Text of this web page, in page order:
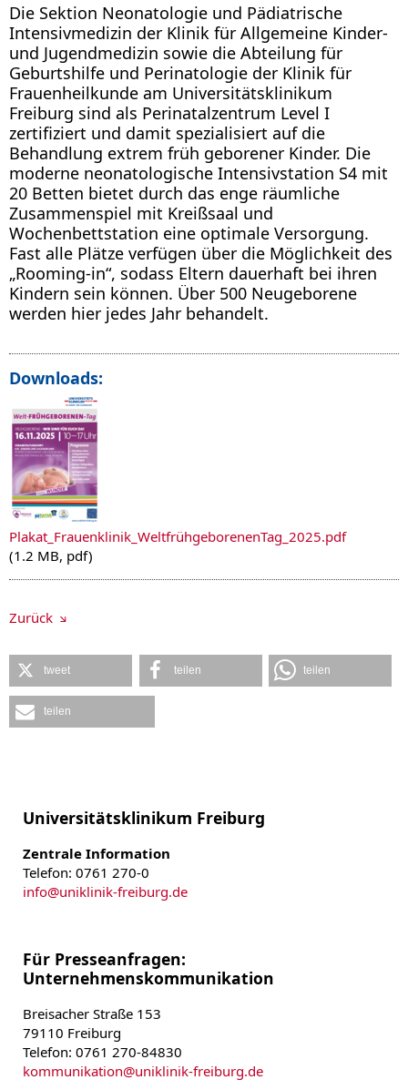
Die Sektion Neonatologie und Pädiatrische
Intensivmedizin der Klinik für Allgemeine Kinder-
und Jugendmedizin sowie die Abteilung für
Geburtshilfe und Perinatologie der Klinik für
Frauenheilkunde am Universitätsklinikum
Freiburg sind als Perinatalzentrum Level I
zertifiziert und damit spezialisiert auf die
Behandlung extrem früh geborener Kinder. Die
moderne neonatologische Intensivstation S4 mit
20 Betten bietet durch das enge räumliche
Zusammenspiel mit Kreißsaal und
Wochenbettstation eine optimale Versorgung.
Fast alle Plätze verfügen über die Möglichkeit des
„Rooming-in“, sodass Eltern dauerhaft bei ihren
Kindern sein können. Über 500 Neugeborene
werden hier jedes Jahr behandelt.
Downloads:
Plakat_Frauenklinik_WeltfrühgeborenenTag_2025.pdf
(1.2 MB, pdf)
Zurück
tweet teilen teilen
teilen
Universitätsklinikum Freiburg
Zentrale Information
Telefon: 0761 270-0
info@uniklinik-freiburg.de
Für Presseanfragen:
Unternehmenskommunikation
Breisacher Straße 153
79110 Freiburg
Telefon: 0761 270-84830
kommunikation@uniklinik-freiburg.de